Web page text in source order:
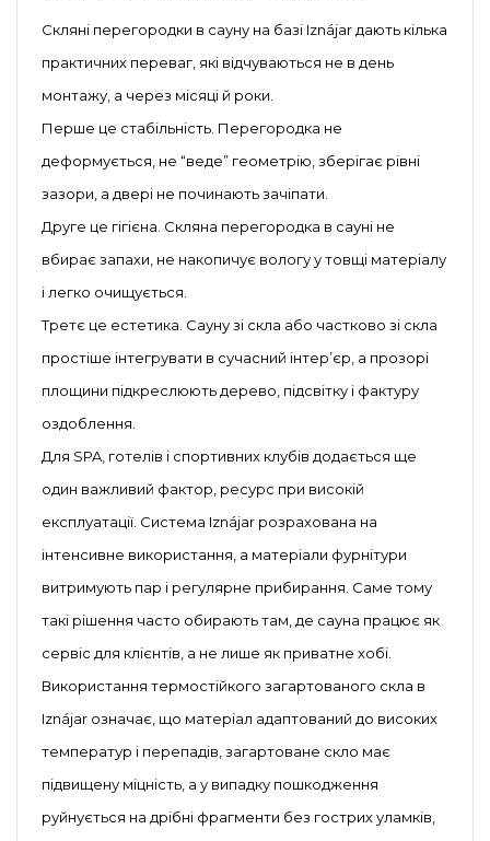
Скляні перегородки в сауну на базі Iznájar дають кілька
практичних переваг, які відчуваються не в день
монтажу, а через місяці й роки.
Перше це стабільність. Перегородка не
деформується, не “веде” геометрію, зберігає рівні
зазори, а двері не починають зачіпати.
Друге це гігієна. Скляна перегородка в сауні не
вбирає запахи, не накопичує вологу у товщі матеріалу
і легко очищується.
Третє це естетика. Сауну зі скла або частково зі скла
простіше інтегрувати в сучасний інтер’єр, а прозорі
площини підкреслюють дерево, підсвітку і фактуру
оздоблення.
Для SPA, готелів і спортивних клубів додається ще
один важливий фактор, ресурс при високій
експлуатації. Система Iznájar розрахована на
інтенсивне використання, а матеріали фурнітури
витримують пар і регулярне прибирання. Саме тому
такі рішення часто обирають там, де сауна працює як
сервіс для клієнтів, а не лише як приватне хобі.
Використання термостійкого загартованого скла в
Iznájar означає, що матеріал адаптований до високих
температур і перепадів, загартоване скло має
підвищену міцність, а у випадку пошкодження
руйнується на дрібні фрагменти без гострих уламків,